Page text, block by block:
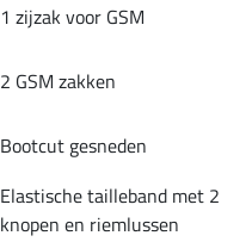
1 zijzak voor GSM
2 GSM zakken
Bootcut gesneden
Elastische tailleband met 2
knopen en riemlussen